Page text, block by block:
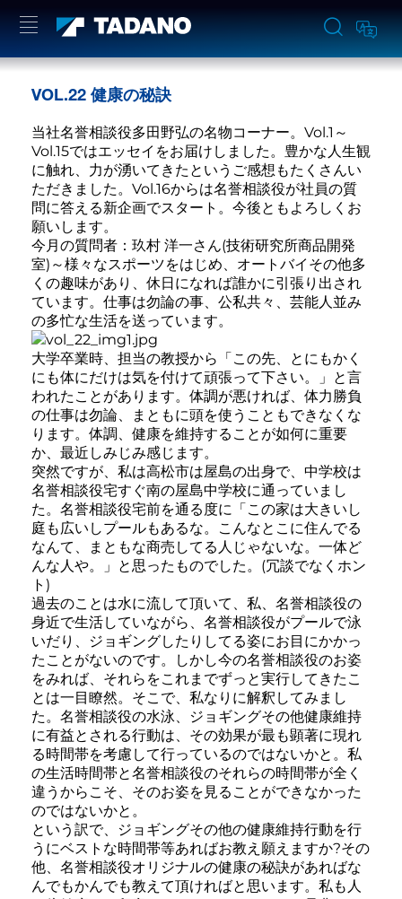
VOL.22 健康の秘訣
当社名誉相談役多田野弘の名物コーナー。Vol.1～
Vol.15ではエッセイをお届けしました。豊かな人生観
に触れ、力が湧いてきたというご感想もたくさんい
ただきました。Vol.16からは名誉相談役が社員の質
問に答える新企画でスタート。今後ともよろしくお
願いします。
今月の質問者：玖村 洋一さん(技術研究所商品開発
室)～様々なスポーツをはじめ、オートバイその他多
くの趣味があり、休日になれば誰かに引張り出され
ています。仕事は勿論の事、公私共々、芸能人並み
の多忙な生活を送っています。
大学卒業時、担当の教授から「この先、とにもかく
にも体にだけは気を付けて頑張って下さい。」と言
われたことがあります。体調が悪ければ、体力勝負
の仕事は勿論、まともに頭を使うこともできなくな
ります。体調、健康を維持することが如何に重要
か、最近しみじみ感じます。
突然ですが、私は高松市は屋島の出身で、中学校は
名誉相談役宅すぐ南の屋島中学校に通っていまし
た。名誉相談役宅前を通る度に「この家は大きいし
庭も広いしプールもあるな。こんなとこに住んでる
なんて、まともな商売してる人じゃないな。一体ど
んな人や。」と思ったものでした。(冗談でなくホン
ト)
過去のことは水に流して頂いて、私、名誉相談役の
身近で生活していながら、名誉相談役がプールで泳
いだり、ジョギングしたりしてる姿にお目にかかっ
たことがないのです。しかし今の名誉相談役のお姿
をみれば、それらをこれまでずっと実行してきたこ
とは一目瞭然。そこで、私なりに解釈してみまし
た。名誉相談役の水泳、ジョギングその他健康維持
に有益とされる行動は、その効果が最も顕著に現れ
る時間帯を考慮して行っているのではないかと。私
の生活時間帯と名誉相談役のそれらの時間帯が全く
違うからこそ、そのお姿を見ることができなかった
のではないかと。
という訳で、ジョギングその他の健康維持行動を行
うにベストな時間帯等あればお教え願えますか?その
他、名誉相談役オリジナルの健康の秘訣があればな
んでもかんでも教えて頂ければと思います。私も人